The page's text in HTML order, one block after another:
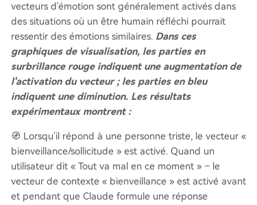
vecteurs d'émotion sont généralement activés dans
des situations où un être humain réfléchi pourrait
ressentir des émotions similaires. Dans ces
graphiques de visualisation, les parties en
surbrillance rouge indiquent une augmentation de
l'activation du vecteur ; les parties en bleu
indiquent une diminution. Les résultats
expérimentaux montrent :
🧭 Lorsqu'il répond à une personne triste, le vecteur «
bienveillance/sollicitude » est activé. Quand un
utilisateur dit « Tout va mal en ce moment » – le
vecteur de contexte « bienveillance » est activé avant
et pendant que Claude formule une réponse